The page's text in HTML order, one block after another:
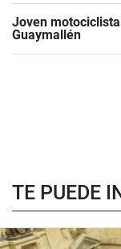
Joven
Guaymallén
TE PUEDE